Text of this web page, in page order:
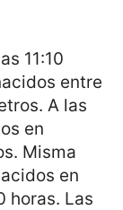
11:10
entre
A las
en
Misma
en
horas. Las